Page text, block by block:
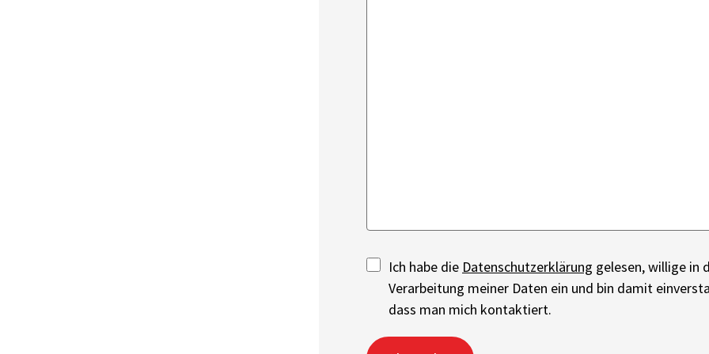
Ich habe die Datenschutzerklärung gelesen, willige in
Verarbeitung meiner Daten ein und bin damit
dass man mich kontaktiert.